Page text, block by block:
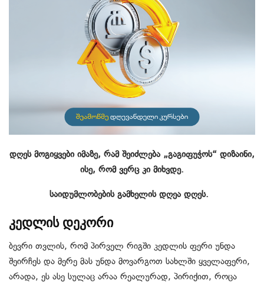
დღეს მოგიყვები იმაზე, რამ შეიძლება „გაგიფუჭოს“ დიზაინი,
ისე, რომ ვერც კი მიხვდე.
საიდუმლობების გამხელის დღეა დღეს.
კედლის დეკორი
ბევრი თვლის, რომ პირველ რიგში კედლის ფერი უნდა
შეირჩეს და მერე მას უნდა მოვარგოთ სახლში ყველაფერი,
არადა, ეს ასე სულაც არაა რეალურად, პირიქით, როცა